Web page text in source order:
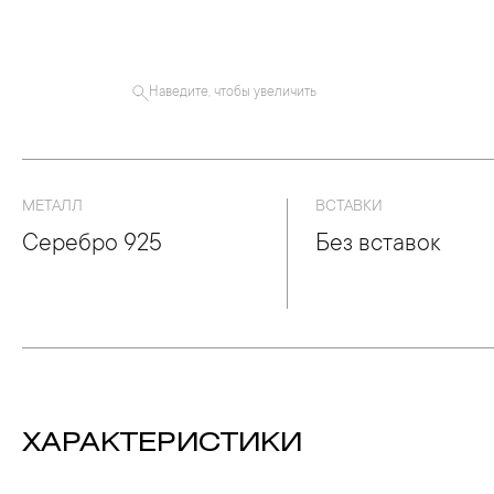
Наведите, чтобы увеличить
МЕТАЛЛ
Серебро 925
ВСТАВКИ
Без вставок
ХАРАКТЕРИСТИКИ